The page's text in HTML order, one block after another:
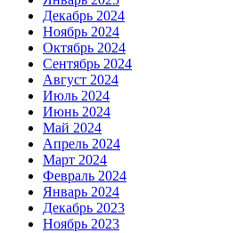
Декабрь 2024
Ноябрь 2024
Октябрь 2024
Сентябрь 2024
Август 2024
Июль 2024
Июнь 2024
Май 2024
Апрель 2024
Март 2024
Февраль 2024
Январь 2024
Декабрь 2023
Ноябрь 2023